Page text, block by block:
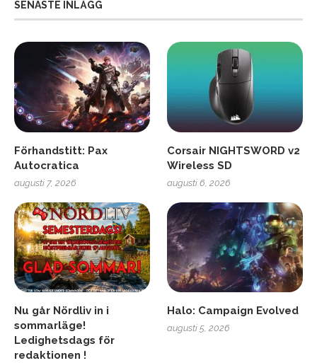
SENASTE INLÄGG
Förhandstitt: Pax
Autocratica
augusti 7, 2026
Corsair NIGHTSWORD v2
Wireless SD
augusti 6, 2026
Nu går Nördliv in i
sommarläge!
Ledighetsdags för
redaktionen !
Halo: Campaign Evolved
augusti 5, 2026